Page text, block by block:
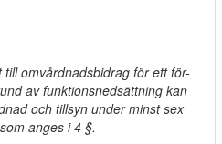
omvårdnadsbidrag för ett för-
av funktionsnedsättning kan
och tillsyn under minst sex
anges i 4 §.